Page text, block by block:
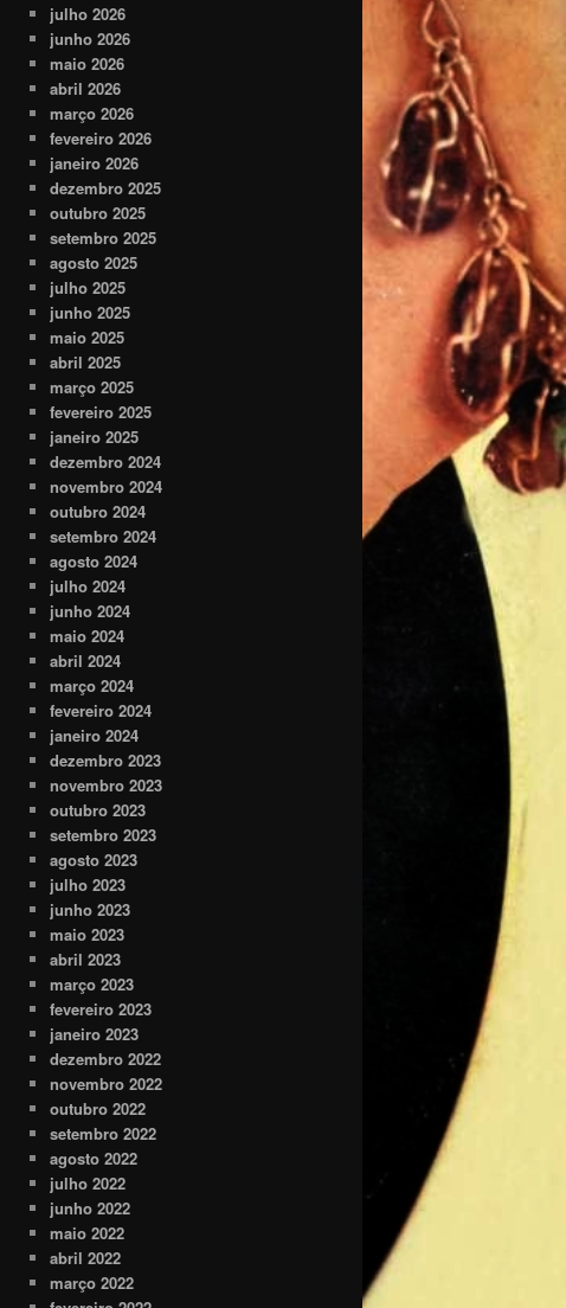
julho 2026
junho 2026
maio 2026
abril 2026
março 2026
fevereiro 2026
janeiro 2026
dezembro 2025
outubro 2025
setembro 2025
agosto 2025
julho 2025
junho 2025
maio 2025
abril 2025
março 2025
fevereiro 2025
janeiro 2025
dezembro 2024
novembro 2024
outubro 2024
setembro 2024
agosto 2024
julho 2024
junho 2024
maio 2024
abril 2024
março 2024
fevereiro 2024
janeiro 2024
dezembro 2023
novembro 2023
outubro 2023
setembro 2023
agosto 2023
julho 2023
junho 2023
maio 2023
abril 2023
março 2023
fevereiro 2023
janeiro 2023
dezembro 2022
novembro 2022
outubro 2022
setembro 2022
agosto 2022
julho 2022
junho 2022
maio 2022
abril 2022
março 2022